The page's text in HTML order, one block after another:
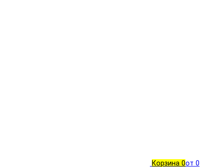
Корзина 0от 0